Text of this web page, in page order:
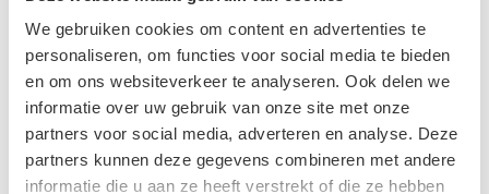
We gebruiken cookies om content en advertenties te
personaliseren, om functies voor social media te bieden
en om ons websiteverkeer te analyseren. Ook delen we
informatie over uw gebruik van onze site met onze
partners voor social media, adverteren en analyse. Deze
partners kunnen deze gegevens combineren met andere
informatie die u aan ze heeft verstrekt of die ze hebben
achterwielen scheef onder de auto staan. In zo’n geval is het
een slim idee om de as even na te laten kijken. Dit kan je
laten doen bij de garage. Hier kunnen ze hem vaak ook
meteen repareren, zodat je snel de weg weer op kunt. Het is
mogelijk om de achteras zelf te vervangen, maar voor het
beste resultaat kan je dit beter laten doen bij een garage.